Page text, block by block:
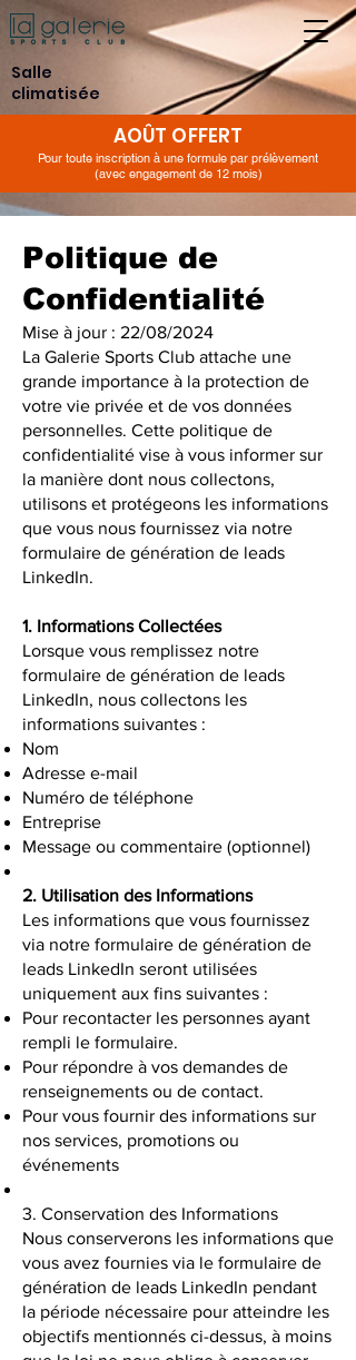
Salle
climatisée
AOÛT OFFERT
Pour toute inscription à une formule par prélèvement
(avec engagement de 12 mois)
Politique de
Confidentialité
Mise à jour : 22/08/2024
La Galerie Sports Club attache une
grande importance à la protection de
votre vie privée et de vos données
personnelles. Cette politique de
confidentialité vise à vous informer sur
la manière dont nous collectons,
utilisons et protégeons les informations
que vous nous fournissez via notre
formulaire de génération de leads
LinkedIn.
1. Informations Collectées
Lorsque vous remplissez notre
formulaire de génération de leads
LinkedIn, nous collectons les
informations suivantes :
Nom
Adresse e-mail
Numéro de téléphone
Entreprise
Message ou commentaire (optionnel)
2. Utilisation des Informations
Les informations que vous fournissez
via notre formulaire de génération de
leads LinkedIn seront utilisées
uniquement aux fins suivantes :
Pour recontacter les personnes ayant
rempli le formulaire.
Pour répondre à vos demandes de
renseignements ou de contact.
Pour vous fournir des informations sur
nos services, promotions ou
événements
3. Conservation des Informations
Nous conserverons les informations que
vous avez fournies via le formulaire de
génération de leads LinkedIn pendant
la période nécessaire pour atteindre les
objectifs mentionnés ci-dessus, à moins